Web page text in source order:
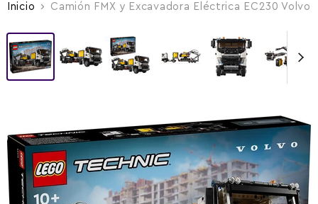
Inicio Camión FMX y Excavadora Eléctrica EC230 Volvo